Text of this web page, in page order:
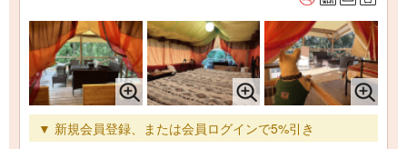
▼ 新規会員登録、または会員ログインで5%引き